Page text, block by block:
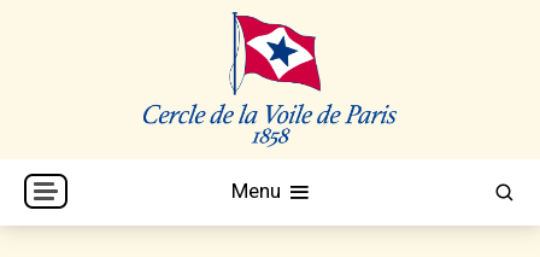
CVP
Cercle de la Voile de Paris
Menu